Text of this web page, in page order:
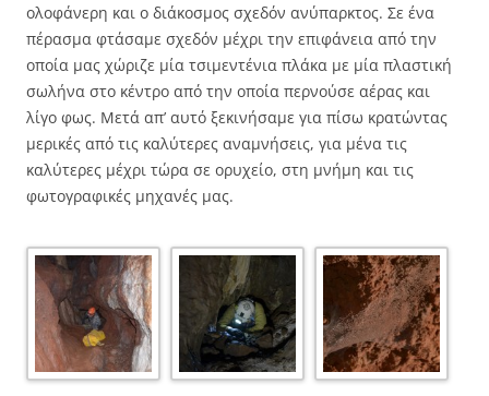
ολοφάνερη και ο διάκοσμος σχεδόν ανύπαρκτος. Σε ένα
πέρασμα φτάσαμε σχεδόν μέχρι την επιφάνεια από την
οποία μας χώριζε μία τσιμεντένια πλάκα με μία πλαστική
σωλήνα στο κέντρο από την οποία περνούσε αέρας και
λίγο φως. Μετά απ’ αυτό ξεκινήσαμε για πίσω κρατώντας
μερικές από τις καλύτερες αναμνήσεις, για μένα τις
καλύτερες μέχρι τώρα σε ορυχείο, στη μνήμη και τις
φωτογραφικές μηχανές μας.